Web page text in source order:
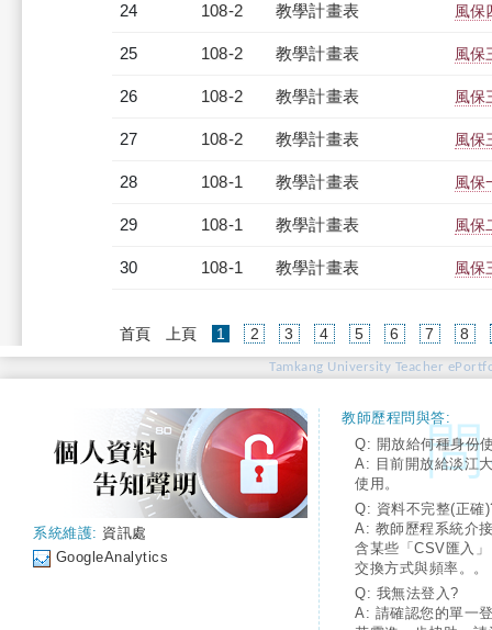
24 108-2 教學計畫表 風
25 108-2 教學計畫表 風
26 108-2 教學計畫表 風
27 108-2 教學計畫表 風
28 108-1 教學計畫表 風
29 108-1 教學計畫表 風
30 108-1 教學計畫表 風
首頁 上頁 1 (current)
2 3 4 5 6 7 8
Tamkang University Teacher
系統維護: 資訊處
GoogleAnalytics
教師歷程問與答:
Q: 開放給何種身份
A: 目前開放給淡江
使用。
Q: 資料不完整(正確
A: 教師歷程系統介
含某些「CSV匯入
交換方式與頻率。。
Q: 我無法登入?
A: 請確認您的單一